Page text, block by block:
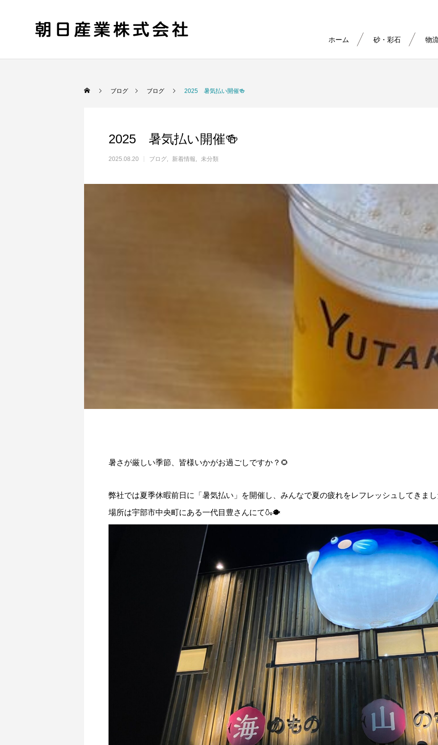
ホーム 砂・彩石 物
ブログ ブログ 2025 暑気払い開催🍻
2025 暑気払い開催🍻
2025.08.20 ブログ 新着情報 未分類
暑さが厳しい季節、皆様いかがお過ごしですか？🌻
弊社では夏季休暇前日に「暑気払い」を開催し、みんなで夏の疲れをレフレッシュしてきまし
場所は宇部市中央町にある一代目豊さんにて🍶🐡